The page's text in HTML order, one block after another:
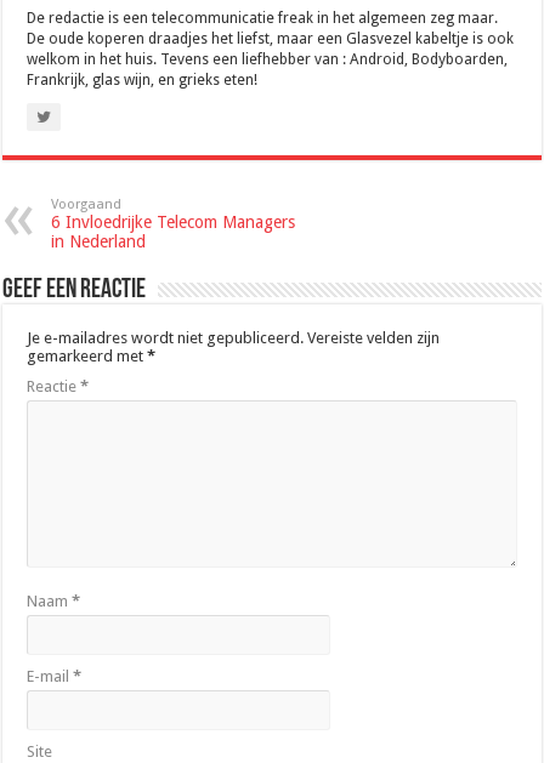
De redactie is een telecommunicatie freak in het algemeen zeg maar.
De oude koperen draadjes het liefst, maar een Glasvezel kabeltje is ook
welkom in het huis. Tevens een liefhebber van : Android, Bodyboarden,
Frankrijk, glas wijn, en grieks eten!
Voorgaand
6 Invloedrijke Telecom Managers
in Nederland
Geef een reactie
Je e-mailadres wordt niet gepubliceerd. Vereiste velden zijn
gemarkeerd met*
Reactie*
Naam*
E-mail*
Site